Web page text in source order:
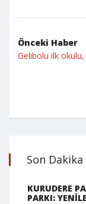
Önceki Haber
Gelibolu ilk okulu,
Son Dakika
KURUDERE
PARKI: